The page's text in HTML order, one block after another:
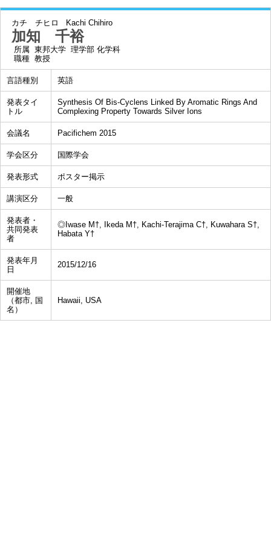
カチ チヒロ Kachi Chihiro
加知 千裕
所属 東邦大学 理学部 化学科
職種 教授
言語種別 英語
発表タイ
トル
Synthesis Of Bis-Cyclens Linked By Aromatic Rings And
Complexing Property Towards Silver Ions
会議名 Pacifichem 2015
学会区分 国際学会
発表形式 ポスター掲示
講演区分 一般
発表者・
共同発表
者
◎Iwase M†, Ikeda M†, Kachi-Terajima C†, Kuwahara S†,
Habata Y†
発表年月
日
2015/12/16
開催地
（都市, 国
名）
Hawaii, USA